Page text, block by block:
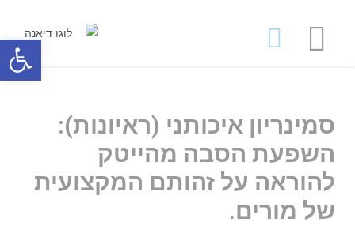
סמינריון איכותני (ראיונות):
השפעת הסבה מהייטק
להוראה על זהותם המקצועית
של מורים.
פתח